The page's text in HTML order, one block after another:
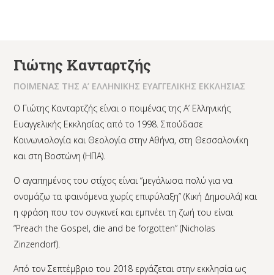
Γιώτης Κανταρτζής
ΠΟΙΜΕΝΑΣ ΤΗΣ Α’ ΕΛΛΗΝΙΚΗΣ ΕΥΑΓΓΕΛΙΚΗΣ ΕΚΚΛΗΣΙΑΣ
Ο Γιώτης Κανταρτζής είναι ο ποιμένας της Α’ Ελληνικής
Ευαγγελικής Εκκλησίας από το 1998. Σπούδασε
Κοινωνιολογία και Θεολογία στην Αθήνα, στη Θεσσαλονίκη
και στη Βοστώνη (ΗΠΑ).
Ο αγαπημένος του στίχος είναι “μεγάλωσα πολύ για να
ονομάζω τα φαινόμενα χωρίς επιφύλαξη” (Κική Δημουλά) και
η φράση που τον συγκινεί και εμπνέει τη ζωή του είναι
“Preach the Gospel, die and be forgotten” (Nicholas
Zinzendorf).
Από τον Σεπτέμβριο του 2018 εργάζεται στην εκκλησία ως